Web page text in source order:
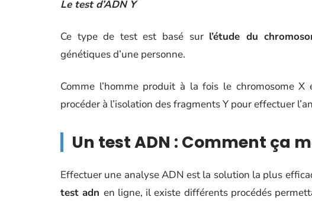
Le test d’ADN Y
Ce type de test est basé sur l’étude du
génétiques d’une personne.
Comme l’homme produit à la fois le chromosome X
procéder à l’isolation des fragments Y pour effectuer
Un test ADN : Comment ça
Effectuer une analyse ADN est la solution la plus
test adn en ligne, il existe différents procédés